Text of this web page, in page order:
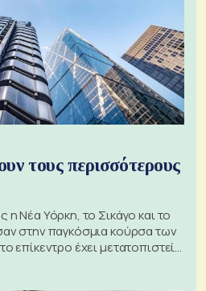
τους περισσότερους
Νέα Υόρκη, το Σικάγο και το
στην παγκόσμια κούρσα των
επίκεντρο έχει μετατοπιστεί